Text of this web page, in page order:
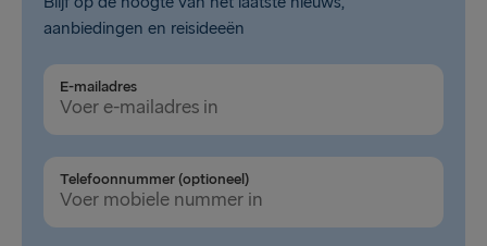
aanbiedingen en reisideeën
E-mailadres
Telefoonnummer (optioneel)